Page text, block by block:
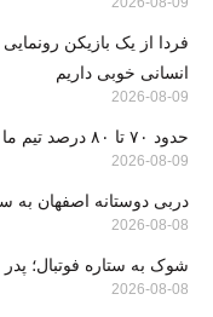
فردا از یک بازیکن
انسانی خوبی داریم
2026-08-09
حدود ۷۰ تا ۸۰ درصد تیم ما تکمیل شده است/ ما تابع فدراسیون هستیم
2026-08-09
دربی دوستانه اصفهان به
2026-08-08
شوک به ستاره فوتبال؛
2026-08-08